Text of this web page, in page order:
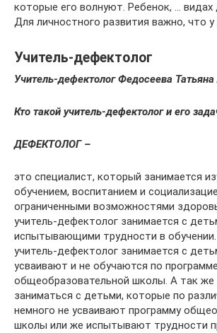
которые его волнуют. Ребенок, … видах
Для личностного развития важно, что у
Учитель-дефектолог
Учитель-дефектолог Федосеева
Кто такой учитель-дефектолог и его
ДЕФЕКТОЛОГ –
это специалист, который занимается
обучением, воспитанием и
ограниченными возможностями
учитель-дефектолог занимается с
испытывающими трудности в
учитель-дефектолог занимается с
усваивают и не обучаются по программе
общеобразовательной школы. А так
заниматься с детьми, которые по
немного не усваивают программу
школы или же испытывают трудности